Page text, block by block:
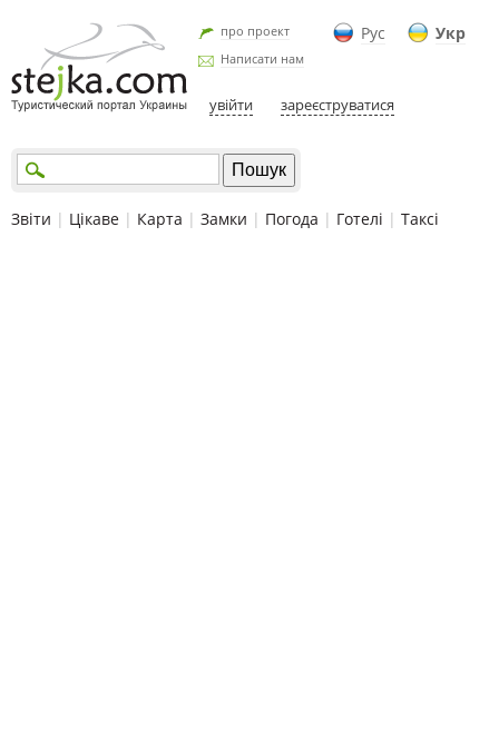
Рус Укр
про проект
Написати нам
увійти зареєструватися
Звіти | Цікаве | Карта | Замки | Погода | Готелі | Таксі